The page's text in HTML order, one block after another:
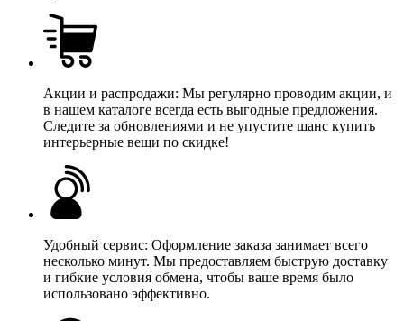
Акции и распродажи: Мы регулярно проводим акции, и
в нашем каталоге всегда есть выгодные предложения.
Следите за обновлениями и не упустите шанс купить
интерьерные вещи по скидке!
Удобный сервис: Оформление заказа занимает всего
несколько минут. Мы предоставляем быструю доставку
и гибкие условия обмена, чтобы ваше время было
использовано эффективно.